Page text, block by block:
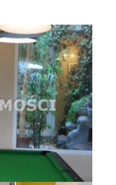
Oferty
Domy